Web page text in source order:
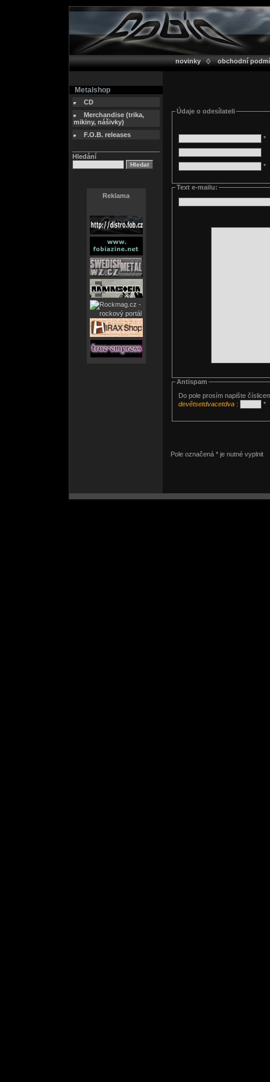
novinky obchodní
Metalshop
CD
Merchandise (trika,
mikiny, nášivky)
F.O.B. releases
Hledání
Reklama
Údaje o odesílateli
*
*
Text e-mailu:
Antispam
Do pole prosím napište
devětsetdvacetdva: *
Pole označená * je nutné vyplnit